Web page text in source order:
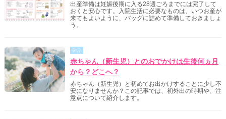
出産準備は妊娠後期に入る28週ごろまでには完了して
おくと安心です。入院生活に必要なものは、いつお産が
来てもよいように、バッグに詰めて準備しておきましょ
う。
学ぶ
赤ちゃん（新生児）とのおでかけは生後何ヵ月
から？どこへ？
赤ちゃん（新生児）と初めてお出かけすることに少し不
安になりませんか？この記事では、初外出の時期や、注
意点について紹介します。